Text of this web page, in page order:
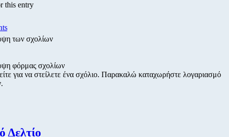
this entry
των σχολίων
φόρμας σχολίων
για να στείλετε ένα σχόλιο. Παρακαλώ καταχωρήστε λογαριασμό
Δελτίο